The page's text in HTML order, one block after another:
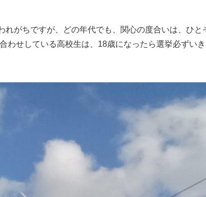
れがちですが、どの年代でも、関心の度合いは、ひと
わせしている高校生は、18歳になったら選挙必ずい